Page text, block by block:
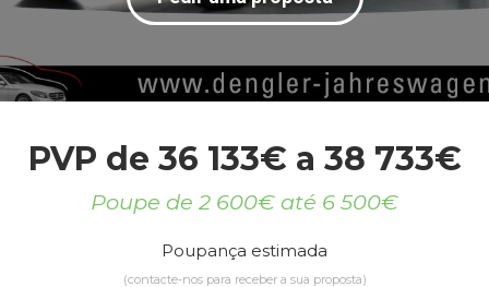
PVP de 36 133€ a 38 733€
Poupe de 2 600€ até 6 500€
Poupança estimada
(contacte-nos para receber a sua proposta)